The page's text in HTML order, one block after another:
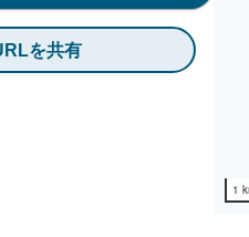
を共有
1